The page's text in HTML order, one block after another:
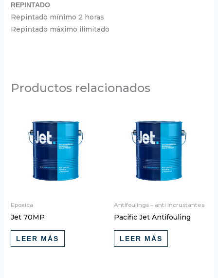
REPINTADO
Repintado mínimo 2 horas
Repintado máximo ilimitado
Productos relacionados
Epoxica
Jet 70MP
LEER MÁS
Antifoulings – anti incrustantes
Pacific Jet Antifouling
LEER MÁS